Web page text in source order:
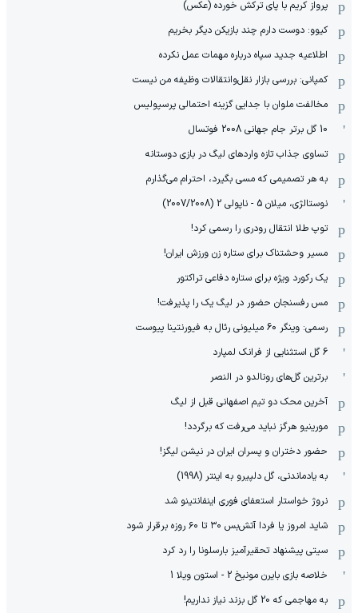
پرواز کریم با پای ترکش خورده (عکس)
کیوو: دوست دارم چند بازیکن دیگر بخریم
اطلاعیه جدید سپاه درباره مهمات عمل نکرده
کمپانی: بررسی بازار نقل‌وانتقالات وظیفه من نیست
مخالفت ملوان با جدایی گزینه احتمالی پرسپولیس
10 گل برتر جام جهانی 2008 فوتسال
تساوی جذاب تازه واردهای لیگ در بازی دوستانه
به هر تصمیمی که مسی بگیرد، احترام می‌گذارم
نوستالژی، میلان 5 - ناپولی 2 (2007/2008)
توپ طلا انتقال رودری را رسمی کرد!
مسیر وحشتناک برای ستاره زن ورزش ایران!
یک رکورد ویژه برای ستاره دفاعی تراکتور
مس رفسنجان حضور در لیگ یک را پذیرفت!
رسمی: وینگر 60 میلیونی رئال به فیورنتینا پیوست
6 گل استثنایی از فرانک لمپارد
برترین گل‌های رونالدو در النصر
آخرین محک دو تیم اصفهانی قبل از لیگ
مورینیو هرگز نباید می‌رفت که برگردد!
حضور دختران و پسران ایران در نیشن لیگز!
به یادماندنی، گل دلپیرو به اینتر (1998)
نروژ خواستار استعفای فوری اینفانتینو شد
شاید امروز یا فردا آتش‌بس ۳۰ تا ۶۰ روزه برقرار شود
سیتی پیشنهاد تحقیرآمیز بارسلونا را رد کرد
خلاصه بازی بایرن مونیخ 2 - استون ویلا 1
به مهاجمی که 20 گل بزند نیاز نداریم!